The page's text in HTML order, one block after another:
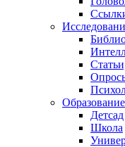
Образование
Детсад
Школа